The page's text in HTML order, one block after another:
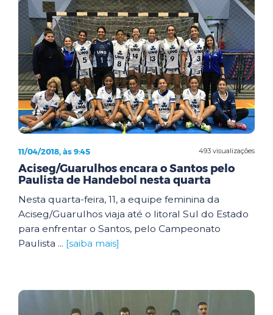
493 visualizações
11/04/2018, às 9:45
Aciseg/Guarulhos encara o Santos pelo
Paulista de Handebol nesta quarta
Nesta quarta-feira, 11, a equipe feminina da
Aciseg/Guarulhos viaja até o litoral Sul do Estado
para enfrentar o Santos, pelo Campeonato
Paulista ... [saiba mais]